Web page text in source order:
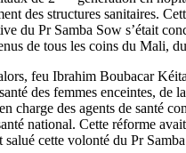
des structures sanitaires.
Pr Samba Sow s’était
de tous les coins du Mali,
feu Ibrahim Boubacar
des femmes enceintes,
des agents de santé
national. Cette réforme
cette volonté du Pr